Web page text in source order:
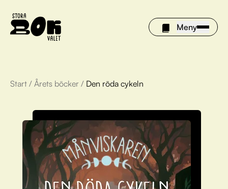
Meny
Årets böcker
Om Stora bokvalet
Olivia tipsar
Vinnare
Start / Årets böcker / Den röda cykeln